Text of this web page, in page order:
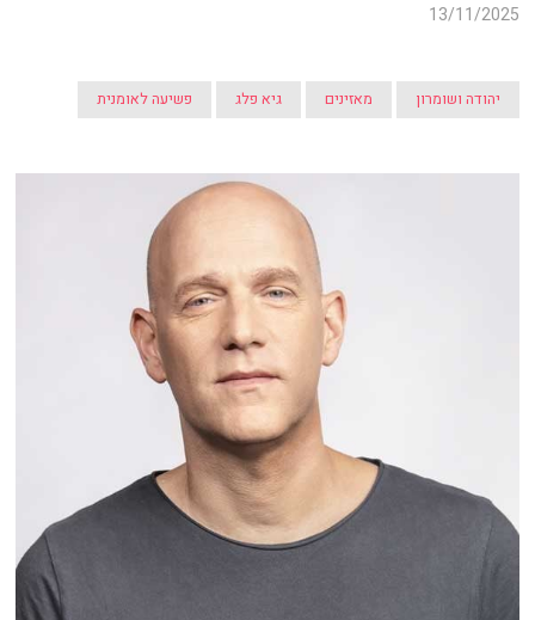
13/11/2025
יהודה ושומרון מאזינים גיא פלג פשיעה לאומנית